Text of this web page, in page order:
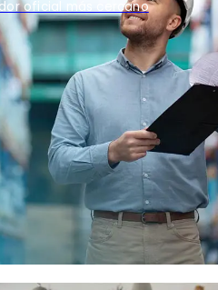
oficial más cercano